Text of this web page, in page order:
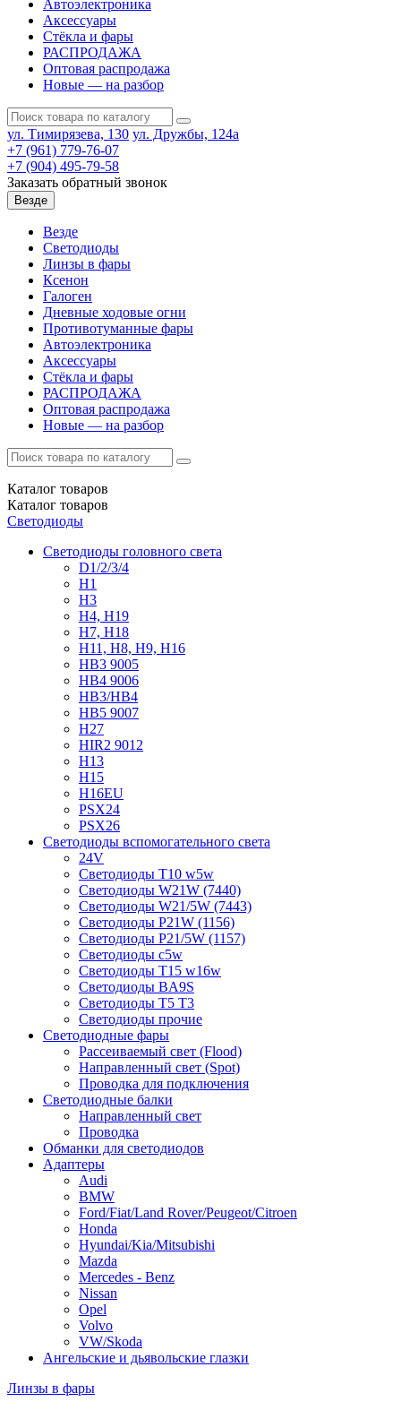
Автоэлектроника
Аксессуары
Стёкла и фары
РАСПРОДАЖА
Оптовая распродажа
Новые — на разбор
ул. Тимирязева, 130 ул. Дружбы, 124а
+7 (961) 779-76-07
+7 (904) 495-79-58
Заказать обратный звонок
Везде
Везде
Светодиоды
Линзы в фары
Ксенон
Галоген
Дневные ходовые огни
Противотуманные фары
Автоэлектроника
Аксессуары
Стёкла и фары
РАСПРОДАЖА
Оптовая распродажа
Новые — на разбор
Каталог товаров
Каталог товаров
Светодиоды
Светодиоды головного света
D1/2/3/4
H1
H3
H4, H19
H7, H18
H11, H8, H9, H16
HB3 9005
HB4 9006
HB3/HB4
HB5 9007
H27
HIR2 9012
H13
H15
H16EU
PSX24
PSX26
Светодиоды вспомогательного света
24V
Светодиоды T10 w5w
Светодиоды W21W (7440)
Светодиоды W21/5W (7443)
Светодиоды P21W (1156)
Светодиоды P21/5W (1157)
Светодиоды c5w
Светодиоды T15 w16w
Светодиоды BA9S
Светодиоды T5 T3
Светодиоды прочие
Светодиодные фары
Рассеиваемый свет (Flood)
Направленный свет (Spot)
Проводка для подключения
Светодиодные балки
Направленный свет
Проводка
Обманки для светодиодов
Адаптеры
Audi
BMW
Ford/Fiat/Land Rover/Peugeot/Citroen
Honda
Hyundai/Kia/Mitsubishi
Mazda
Mercedes - Benz
Nissan
Opel
Volvo
VW/Skoda
Ангельские и дьявольские глазки
Линзы в фары